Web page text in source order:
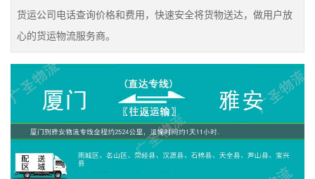
货运公司电话查询价格和费用，快速安全将货物送达，做用户放
心的货运物流服务商。